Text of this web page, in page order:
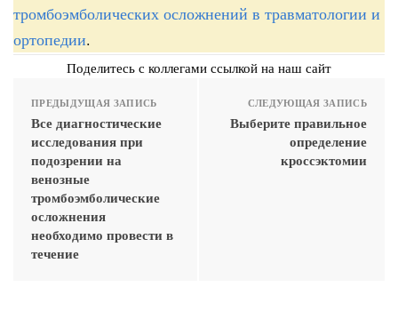
тромбоэмболических осложнений в травматологии и
ортопедии.
Поделитесь с коллегами ссылкой на наш сайт
ПРЕДЫДУЩАЯ ЗАПИСЬ
Все диагностические
исследования при
подозрении на
венозные
тромбоэмболические
осложнения
необходимо провести в
течение
СЛЕДУЮЩАЯ ЗАПИСЬ
Выберите правильное
определение
кроссэктомии